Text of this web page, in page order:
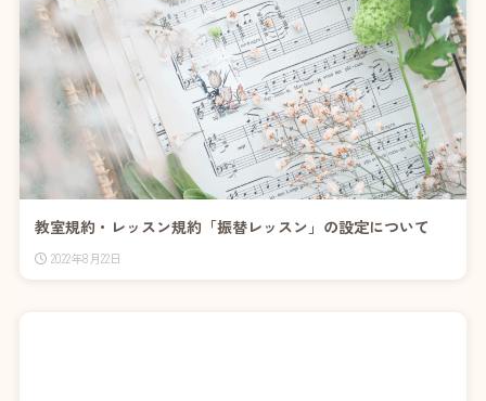
教室規約・レッスン規約「振替レッスン」の設定について
2022年8月22日